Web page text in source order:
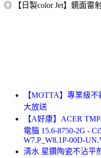
◎ 【日製color Jet】鏡面雷
【MOTTA】專業級
大放送
【A好康】ACER
電腦 15.6-8750-2G -
W7.P_W8.1P-00D-
清水 星鑽陶瓷不沾平